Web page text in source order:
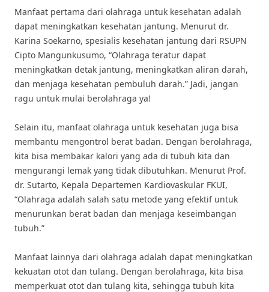
Manfaat pertama dari olahraga untuk kesehatan adalah
dapat meningkatkan kesehatan jantung. Menurut dr.
Karina Soekarno, spesialis kesehatan jantung dari RSUPN
Cipto Mangunkusumo, “Olahraga teratur dapat
meningkatkan detak jantung, meningkatkan aliran darah,
dan menjaga kesehatan pembuluh darah.” Jadi, jangan
ragu untuk mulai berolahraga ya!
Selain itu, manfaat olahraga untuk kesehatan juga bisa
membantu mengontrol berat badan. Dengan berolahraga,
kita bisa membakar kalori yang ada di tubuh kita dan
mengurangi lemak yang tidak dibutuhkan. Menurut Prof.
dr. Sutarto, Kepala Departemen Kardiovaskular FKUI,
“Olahraga adalah salah satu metode yang efektif untuk
menurunkan berat badan dan menjaga keseimbangan
tubuh.”
Manfaat lainnya dari olahraga adalah dapat meningkatkan
kekuatan otot dan tulang. Dengan berolahraga, kita bisa
memperkuat otot dan tulang kita, sehingga tubuh kita